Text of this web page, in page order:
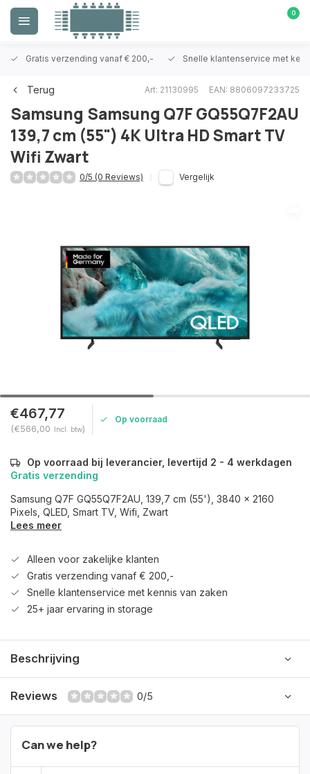
0
Gratis verzending vanaf € 200,- Snelle klantenservice met
Terug Art: 21130995 EAN: 8806097233725
Samsung Samsung Q7F GQ55Q7F2AU
139,7 cm (55") 4K Ultra HD Smart TV
Wifi Zwart
0/5 (0 Reviews) Vergelijk
€467,77
(€566,00 Incl. btw)
Op voorraad
Op voorraad bij leverancier, levertijd 2 - 4 werkdagen
Gratis verzending
Samsung Q7F GQ55Q7F2AU, 139,7 cm (55'), 3840 x 2160
Pixels, QLED, Smart TV, Wifi, Zwart
Lees meer
Alleen voor zakelijke klanten
Gratis verzending vanaf € 200,-
Snelle klantenservice met kennis van zaken
25+ jaar ervaring in storage
Beschrijving
Reviews 0/5
Can we help?